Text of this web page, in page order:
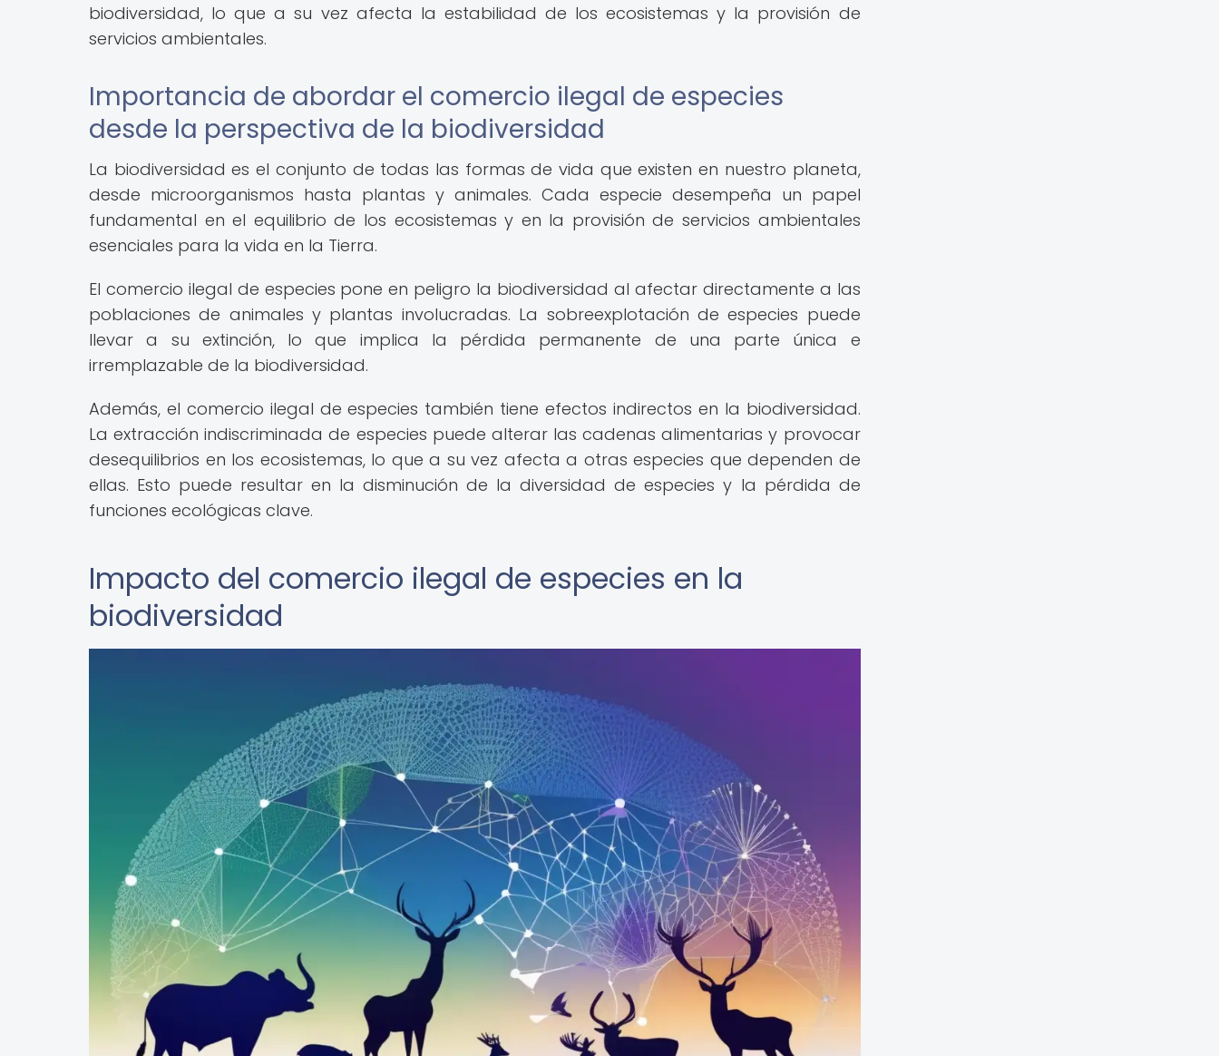
biodiversidad, lo que a su vez afecta la estabilidad de los ecosistemas y la provisión de
servicios ambientales.
Importancia de abordar el comercio ilegal de especies
desde la perspectiva de la biodiversidad
La biodiversidad es el conjunto de todas las formas de vida que existen en nuestro planeta,
desde microorganismos hasta plantas y animales. Cada especie desempeña un papel
fundamental en el equilibrio de los ecosistemas y en la provisión de servicios ambientales
esenciales para la vida en la Tierra.
El comercio ilegal de especies pone en peligro la biodiversidad al afectar directamente a las
poblaciones de animales y plantas involucradas. La sobreexplotación de especies puede
llevar a su extinción, lo que implica la pérdida permanente de una parte única e
irremplazable de la biodiversidad.
Además, el comercio ilegal de especies también tiene efectos indirectos en la biodiversidad.
La extracción indiscriminada de especies puede alterar las cadenas alimentarias y provocar
desequilibrios en los ecosistemas, lo que a su vez afecta a otras especies que dependen de
ellas. Esto puede resultar en la disminución de la diversidad de especies y la pérdida de
funciones ecológicas clave.
Impacto del comercio ilegal de especies en la
biodiversidad